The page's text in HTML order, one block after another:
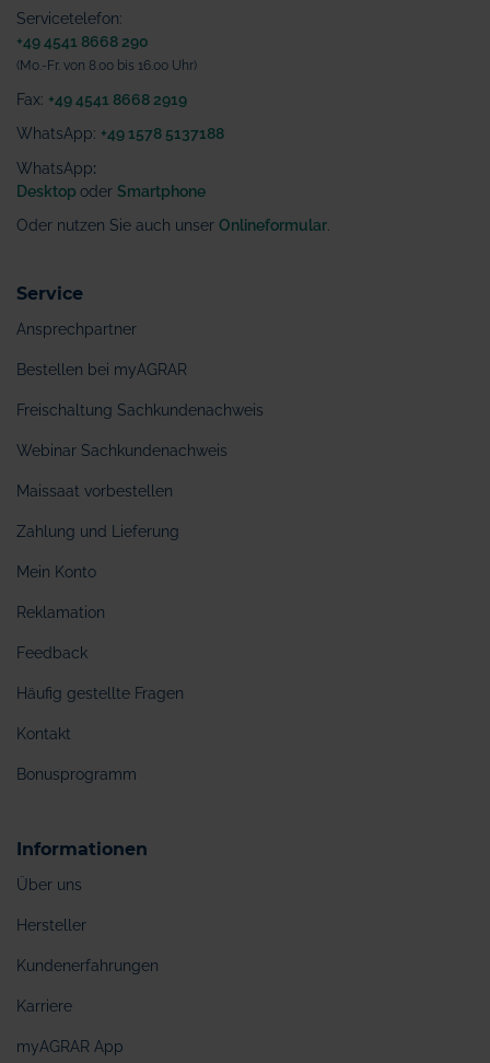
Servicetelefon:
+49 4541 8668 290
(Mo.-Fr. von 8.00 bis 16.00 Uhr)
Fax: +49 4541 8668 2919
WhatsApp: +49 1578 5137188
WhatsApp:
Desktop oder Smartphone
Oder nutzen Sie auch unser Onlineformular
Service
Ansprechpartner
Bestellen bei myAGRAR
Freischaltung Sachkundenachweis
Webinar Sachkundenachweis
Maissaat vorbestellen
Zahlung und Lieferung
Mein Konto
Reklamation
Feedback
Häufig gestellte Fragen
Kontakt
Bonusprogramm
Informationen
Über uns
Hersteller
Kundenerfahrungen
Karriere
myAGRAR App